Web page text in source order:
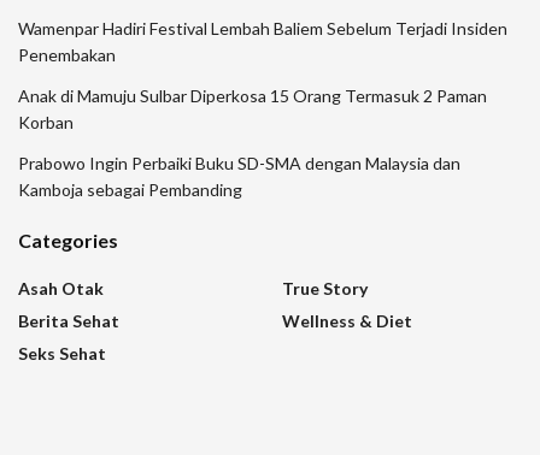
Wamenpar Hadiri Festival Lembah Baliem Sebelum Terjadi Insiden
Penembakan
Anak di Mamuju Sulbar Diperkosa 15 Orang Termasuk 2 Paman
Korban
Prabowo Ingin Perbaiki Buku SD-SMA dengan Malaysia dan
Kamboja sebagai Pembanding
Categories
Asah Otak
Berita Sehat
Seks Sehat
True Story
Wellness & Diet